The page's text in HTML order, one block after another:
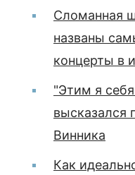
Сломанная
названы
концерты в
"Этим я
высказался
Винника
Как